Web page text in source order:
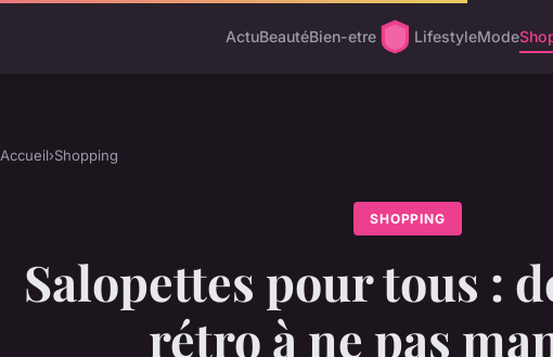
ActuBeautéBien-etre LifestyleMode
Accueil›Shopping
SHOPPING
Salopettes pour tous :
rétro à ne pas